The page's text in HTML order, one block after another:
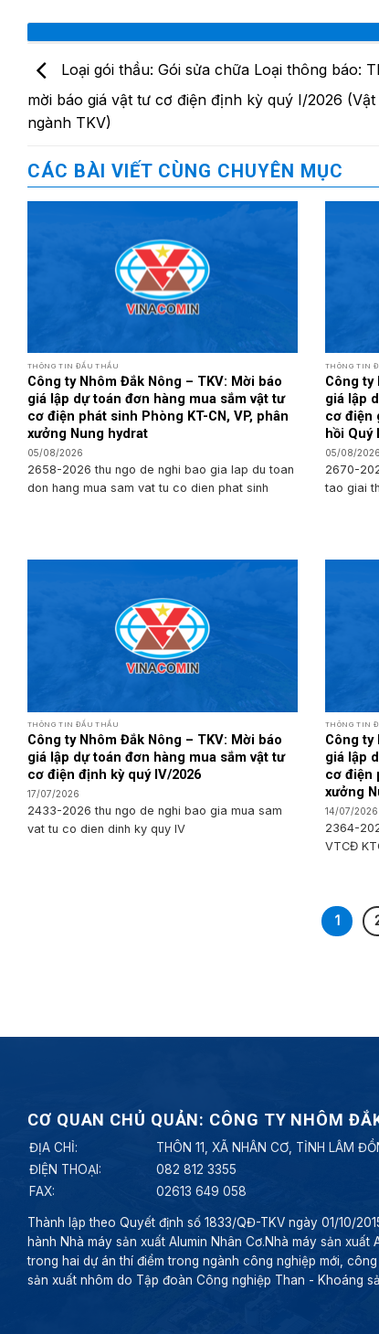
Loại gói thầu: Gói sửa chữa Loại thông báo:
mời báo giá vật tư cơ điện định kỳ quý I/2026
ngành TKV)
CÁC BÀI VIẾT CÙNG CHUYÊN MỤC
THÔNG TIN ĐẤU THẦU
Công ty Nhôm Đắk Nông – TKV: Mời báo
giá lập dự toán đơn hàng mua sắm vật tư
cơ điện phát sinh Phòng KT-CN, VP, phân
xưởng Nung hydrat
05/08/2026
2658-2026 thu ngo de nghi bao gia lap du toan
don hang mua sam vat tu co dien phat sinh
THÔNG TIN
Công ty
giá lập
cơ điện
hồi Quý
05/08/2026
2670-
tao giai
THÔNG TIN ĐẤU THẦU
Công ty Nhôm Đắk Nông – TKV: Mời báo
giá lập dự toán đơn hàng mua sắm vật tư
cơ điện định kỳ quý IV/2026
17/07/2026
2433-2026 thu ngo de nghi bao gia mua sam
vat tu co dien dinh ky quy IV
THÔNG TIN
Công ty
giá lập
cơ điện
xưởng
14/07/2026
2364-
VTCĐ
1
CƠ QUAN CHỦ QUẢN: CÔNG TY NHÔM
ĐỊA CHỈ:
THÔN 11, XÃ NHÂN CƠ, TỈNH LÂM
ĐIỆN THOẠI:
082 812 3355
FAX:
02613 649 058
Thành lập theo Quyết định số 1833/QĐ-TKV ngày 01/10/
hành Nhà máy sản xuất Alumin Nhân Cơ.Nhà máy sản
trong hai dự án thí điểm trong ngành công nghiệp mới,
sản xuất nhôm do Tập đoàn Công nghiệp Than - Khoáng